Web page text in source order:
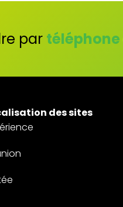
par téléphone
des sites